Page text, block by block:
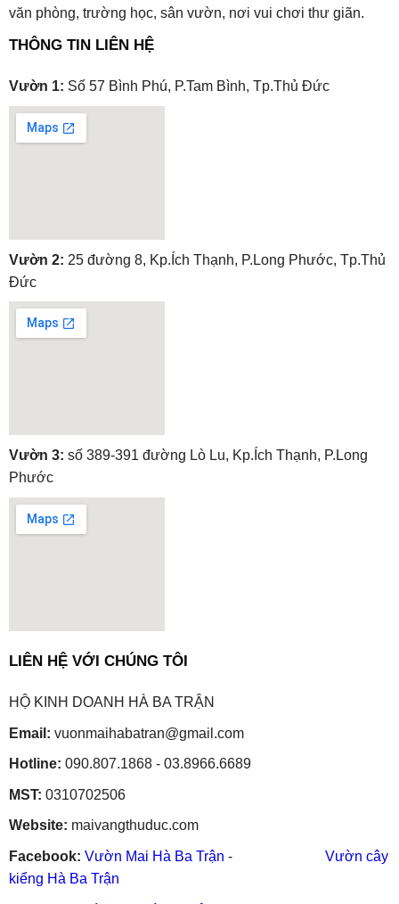
văn phòng, trường học, sân vườn, nơi vui chơi thư giãn.
THÔNG TIN LIÊN HỆ
Vườn 1: Số 57 Bình Phú, P.Tam Bình, Tp.Thủ Đức
embedgooglemap.net
Vườn 2: 25 đường 8, Kp.Ích Thạnh, P.Long Phước, Tp.Thủ
Đức
embedgooglemap.net
Vườn 3: số 389-391 đường Lò Lu, Kp.Ích Thạnh, P.Long
Phước
embedgooglemap.net
LIÊN HỆ VỚI CHÚNG TÔI
HỘ KINH DOANH HÀ BA TRẬN
Email: vuonmaihabatran@gmail.com
Hotline: 090.807.1868 - 03.8966.6689
MST: 0310702506
Website: maivangthuduc.com
Facebook: Vườn Mai Hà Ba Trận - Vườn cây
kiểng Hà Ba Trận